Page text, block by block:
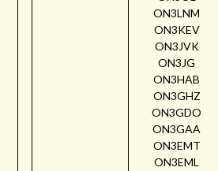
ON3LNM
ON3KEV
ON3JVK
ON3JG
ON3HAB
ON3GHZ
ON3GDO
ON3GAA
ON3EMT
ON3EML